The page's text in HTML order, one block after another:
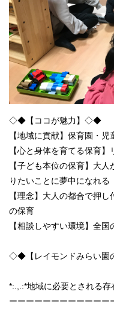
◇◆【ココが魅力】◇◆
【地域に貢献】保育園・
【心と身体を育てる保育
【子ども本位の保育】大
りたいことに夢中になれる
【理念】大人の都合で押
の保育
【相談しやすい環境】全
◇◆【レイモンドみらい園
*:.,.:*地域に必要とされる存
ーーーーーーーーーーーー